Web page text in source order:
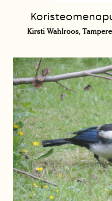
Kirsti Wahlroos,